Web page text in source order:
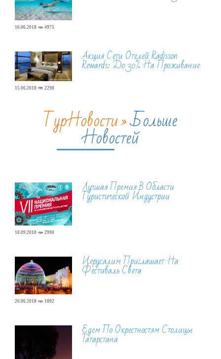
16.06.2018 4975
15.06.2018 2298
Акция Сети Отелей Radisson
Rewards: До 30% На Проживание
ТурНовости »Больше
Новостей
18.09.2018 2990
Лучшая Премия В Области
Туристической Индустрии
26.06.2018 1892
Иерусалим Приглашает На
Фестиваль Света
Едем По Окрестностям Столицы
Татарстана